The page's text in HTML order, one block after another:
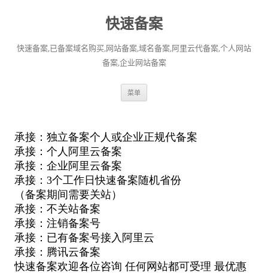
快速备案
快速备案,已备案域名购买,网站备案,域名备案,阿里云代备案,个人网站
备案,企业网站备案
菜单